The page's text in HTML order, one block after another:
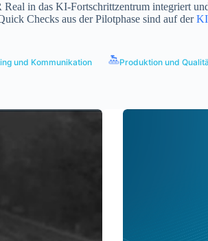
in das KI-Fortschrittzentrum integriert
Checks aus der Pilotphase sind auf der
und Kommunikation Produktion und